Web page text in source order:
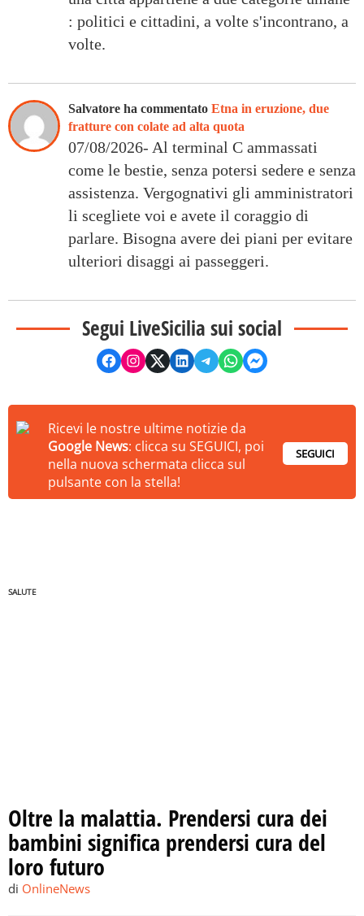
: politici e cittadini, a volte s'incontrano, a
volte.
Salvatore ha commentato Etna in eruzione, due
fratture con colate ad alta quota
07/08/2026- Al terminal C ammassati
come le bestie, senza potersi sedere e senza
assistenza. Vergognativi gli amministratori
li scegliete voi e avete il coraggio di
parlare. Bisogna avere dei piani per evitare
ulteriori disaggi ai passeggeri.
Segui LiveSicilia sui social
Ricevi le nostre ultime notizie da
Google News: clicca su SEGUICI, poi
nella nuova schermata clicca sul
pulsante con la stella!
SEGUICI
SALUTE
Oltre la malattia. Prendersi cura dei
bambini significa prendersi cura del
loro futuro
di OnlineNews